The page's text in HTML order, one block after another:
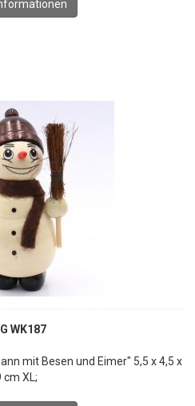
WK187
mit Besen und Eimer" 5,5 x 4,5 x
cm XL;